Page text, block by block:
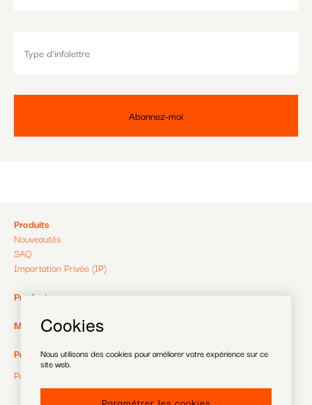
Cookies
Nous utilisons des cookies pour améliorer votre expérience sur ce
site web.
Pied
de
page
Produits
Nouveautés
SAQ
Importation Privée (IP)
Pied
de
page
2
Producteurs
Pied
de
page
MagaZine
Pied
de
Payer
Politique de confidentialité